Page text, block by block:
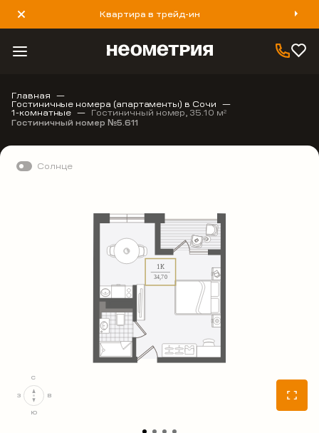
Квартира в трейд-ин
8 800 777 40 93
Главная
Гостиничные номера (апартаменты) в Сочи
1-комнатные Гостиничный номер, 35.10 м2
Гостиничный номер №5.611
Солнце
С
В
Ю
З